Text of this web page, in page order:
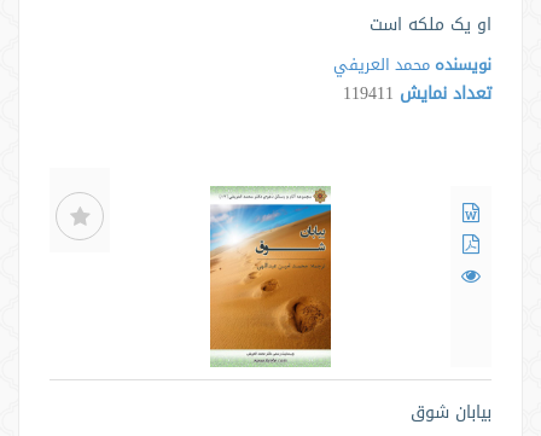
او یک ملکه است
نویسنده محمد العريفي
تعداد نمایش 119411
بیابان شوق